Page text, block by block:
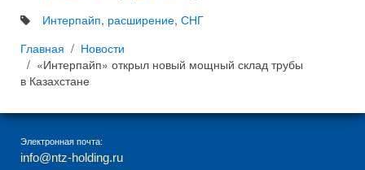
Интерпайп, расширение, СНГ
Главная
Новости
«Интерпайп» открыл новый мощный склад трубы
в Казахстане
Электронная почта:
info@ntz-holding.ru